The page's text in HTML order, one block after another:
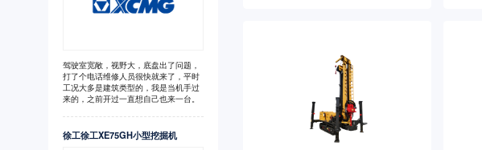
驾驶室宽敞，视野大，底盘出了问题，
打了个电话维修人员很快就来了，平时
工况大多是建筑类型的，我是当机手过
来的，之前开过一直想自己也来一台。
徐工徐工XE75GH小型挖掘机